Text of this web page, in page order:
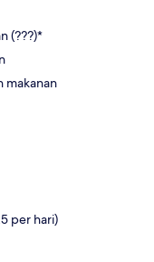
(???)*
makanan
per hari)